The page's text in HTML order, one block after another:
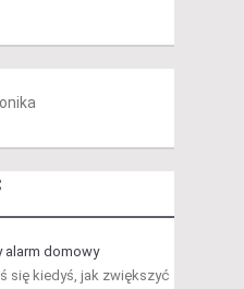
alarm domowy
się kiedyś, jak zwiększyć